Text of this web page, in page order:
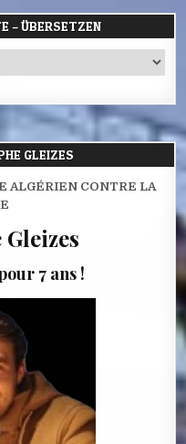
– ÜBERSETZEN
GLEIZES
ALGÉRIEN CONTRE LA
7 ans !